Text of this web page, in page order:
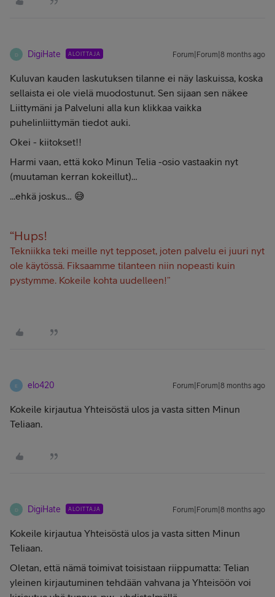
D DigiHate ALOITTAJA Forum|Forum|8 months ago
Kuluvan kauden laskutuksen tilanne ei näy laskuissa, koska
sellaista ei ole vielä muodostunut. Sen sijaan sen näkee
Liittymäni ja Palveluni alla kun klikkaa vaikka
puhelinliittymän tiedot auki.
Okei - kiitokset!!
Harmi vaan, että koko Minun Telia -osio vastaakin nyt
(muutaman kerran kokeillut)…
...ehkä joskus… 😅
“Hups!
Tekniikka teki meille nyt tepposet, joten palvelu ei juuri nyt
ole käytössä. Fiksaamme tilanteen niin nopeasti kuin
pystymme. Kokeile kohta uudelleen!”
E elo420 Forum|Forum|8 months ago
Kokeile kirjautua Yhteisöstä ulos ja vasta sitten Minun
Teliaan.
D DigiHate ALOITTAJA Forum|Forum|8 months ago
Kokeile kirjautua Yhteisöstä ulos ja vasta sitten Minun
Teliaan.
Oletan, että nämä toimivat toisistaan riippumatta: Telian
yleinen kirjautuminen tehdään vahvana ja Yhteisöön voi